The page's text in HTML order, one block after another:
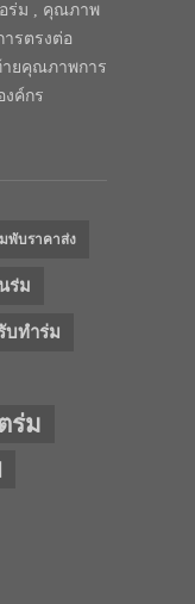
ร่ม , คุณภาพ
รตรงต่อ
ยคุณภาพการ
ค์กร
พับราคาส่ง
ร่ม
บทำร่ม
ร่ม